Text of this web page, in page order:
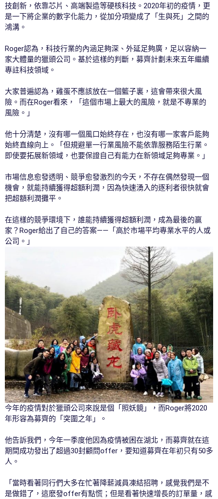
技創新，依靠芯片、高端製造等硬核科技。2020年初的疫情，更
是一下將企業的數字化能力，從加分項變成了「生與死」之間的
鴻溝。
Roger認為，科技行業的內涵足夠深、外延足夠廣，足以容納一
家大體量的獵頭公司。基於這樣的判斷，募齊計劃未來五年繼續
專註科技領域。
大家普遍認為，雞蛋不應該放在一個籃子裏，這會帶來很大風
險。而在Roger看來，「這個市場上最大的風險，就是不專業的
風險。」
他十分清楚，沒有哪一個風口始終存在，也沒有哪一家客戶能夠
始終直線向上。「但規避單一行業風險不能依靠服務陌生行業。
即使要拓展新領域，也要保證自己有能力在新領域足夠專業。」
市場信息愈發透明、競爭愈發激烈的今天，不存在偶然發現一個
機會，就能持續獲得超額利潤，因為快速湧入的逐利者很快就會
把超額利潤攤平。
在這樣的競爭環境下，誰能持續獲得超額利潤，成為最後的贏
家？Roger給出了自己的答案——「高於市場平均專業水平的人或
公司。」
今年的疫情對於獵頭公司來說是個「照妖鏡」，而Roger將2020
年形容為募齊的「突圍之年」。
他告訴我們，今年一季度他因為疫情被困在湖北，而募齊就在這
期間成功發出了超過30封顧問offer，要知道募齊在年初只有50多
人。
「當時看著同行們大多在忙著降薪減員凍結招聘，感覺我們是不
是做錯了，這麽發offer有點慌；但是看著快速增長的訂單量，感